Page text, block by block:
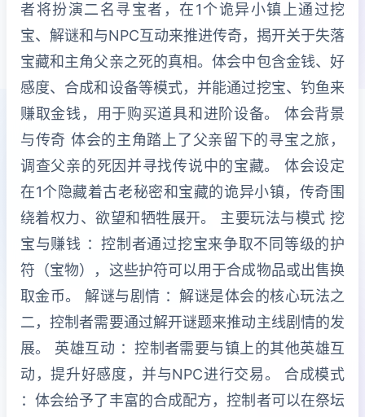
者将扮演二名寻宝者，在1个诡异小镇上通过挖
宝、解谜和与NPC互动来推进传奇，揭开关于失落
宝藏和主角父亲之死的真相。体会中包含金钱、好
感度、合成和设备等模式，并能通过挖宝、钓鱼来
赚取金钱，用于购买道具和进阶设备。 体会背景
与传奇 体会的主角踏上了父亲留下的寻宝之旅，
调查父亲的死因并寻找传说中的宝藏。 体会设定
在1个隐藏着古老秘密和宝藏的诡异小镇，传奇围
绕着权力、欲望和牺牲展开。 主要玩法与模式 挖
宝与赚钱 ：控制者通过挖宝来争取不同等级的护
符（宝物），这些护符可以用于合成物品或出售换
取金币。 解谜与剧情 ：解谜是体会的核心玩法之
二，控制者需要通过解开谜题来推动主线剧情的发
展。 英雄互动 ：控制者需要与镇上的其他英雄互
动，提升好感度，并与NPC进行交易。 合成模式
：体会给予了丰富的合成配方，控制者可以在祭坛